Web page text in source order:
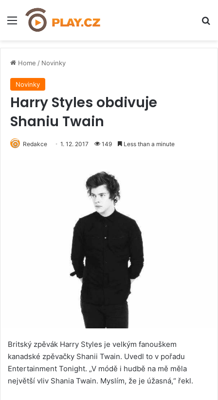
Menu
Home / Novinky
Novinky
Harry Styles obdivuje
Shaniu Twain
Redakce 1. 12. 2017 149 Less than a minute
Britský zpěvák Harry Styles je velkým fanouškem
kanadské zpěvačky Shanii Twain. Uvedl to v pořadu
Entertainment Tonight. „V módě i hudbě na mě měla
největší vliv Shania Twain. Myslím, že je úžasná,“ řekl.